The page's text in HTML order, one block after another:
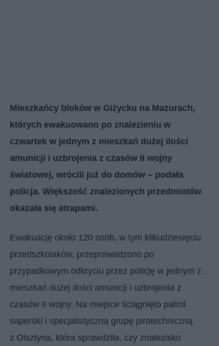
Mieszkańcy bloków w Giżycku na Mazurach,
których ewakuowano po znalezieniu w
czwartek w jednym z mieszkań dużej ilości
amunicji i uzbrojenia z czasów II wojny
światowej, wrócili już do domów – podała
policja. Większość znalezionych przedmiotów
okazała się atrapami.
Ewakuację około 120 osób, w tym kilkudziesięciu
przedszkolaków, przeprowadzono po
przypadkowym odkryciu przez policję w jednym z
mieszkań dużej ilości amunicji i uzbrojenia z
czasów II wojny. Na miejsce ściągnięto patrol
saperski i specjalistyczną grupę pirotechniczną
z Olsztyna, która sprawdziła, czy znalezisko